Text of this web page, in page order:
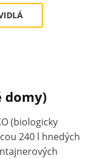
domy)
(biologicky
240 l hnedých